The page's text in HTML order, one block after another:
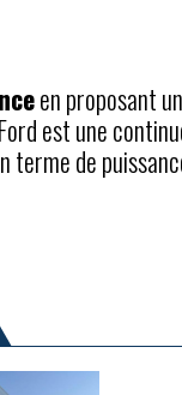
en proposant
est une
terme de